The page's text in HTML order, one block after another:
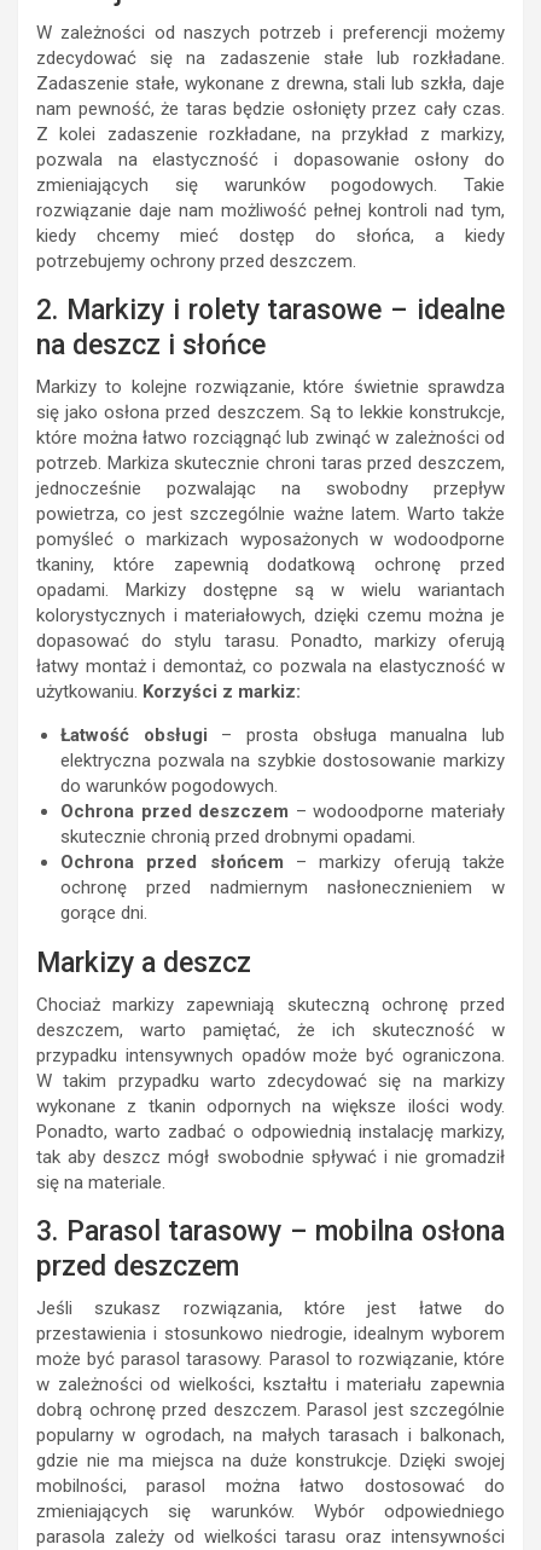
W zależności od naszych potrzeb i preferencji możemy
zdecydować się na zadaszenie stałe lub rozkładane.
Zadaszenie stałe, wykonane z drewna, stali lub szkła, daje
nam pewność, że taras będzie osłonięty przez cały czas.
Z kolei zadaszenie rozkładane, na przykład z markizy,
pozwala na elastyczność i dopasowanie osłony do
zmieniających się warunków pogodowych. Takie
rozwiązanie daje nam możliwość pełnej kontroli nad tym,
kiedy chcemy mieć dostęp do słońca, a kiedy
potrzebujemy ochrony przed deszczem.
2. Markizy i rolety tarasowe – idealne
na deszcz i słońce
Markizy to kolejne rozwiązanie, które świetnie sprawdza
się jako osłona przed deszczem. Są to lekkie konstrukcje,
które można łatwo rozciągnąć lub zwinąć w zależności od
potrzeb. Markiza skutecznie chroni taras przed deszczem,
jednocześnie pozwalając na swobodny przepływ
powietrza, co jest szczególnie ważne latem. Warto także
pomyśleć o markizach wyposażonych w wodoodporne
tkaniny, które zapewnią dodatkową ochronę przed
opadami. Markizy dostępne są w wielu wariantach
kolorystycznych i materiałowych, dzięki czemu można je
dopasować do stylu tarasu. Ponadto, markizy oferują
łatwy montaż i demontaż, co pozwala na elastyczność w
użytkowaniu. Korzyści z markiz:
Łatwość obsługi – prosta obsługa manualna lub
elektryczna pozwala na szybkie dostosowanie markizy
do warunków pogodowych.
Ochrona przed deszczem – wodoodporne materiały
skutecznie chronią przed drobnymi opadami.
Ochrona przed słońcem – markizy oferują także
ochronę przed nadmiernym nasłonecznieniem w
gorące dni.
Markizy a deszcz
Chociaż markizy zapewniają skuteczną ochronę przed
deszczem, warto pamiętać, że ich skuteczność w
przypadku intensywnych opadów może być ograniczona.
W takim przypadku warto zdecydować się na markizy
wykonane z tkanin odpornych na większe ilości wody.
Ponadto, warto zadbać o odpowiednią instalację markizy,
tak aby deszcz mógł swobodnie spływać i nie gromadził
się na materiale.
3. Parasol tarasowy – mobilna osłona
przed deszczem
Jeśli szukasz rozwiązania, które jest łatwe do
przestawienia i stosunkowo niedrogie, idealnym wyborem
może być parasol tarasowy. Parasol to rozwiązanie, które
w zależności od wielkości, kształtu i materiału zapewnia
dobrą ochronę przed deszczem. Parasol jest szczególnie
popularny w ogrodach, na małych tarasach i balkonach,
gdzie nie ma miejsca na duże konstrukcje. Dzięki swojej
mobilności, parasol można łatwo dostosować do
zmieniających się warunków. Wybór odpowiedniego
parasola zależy od wielkości tarasu oraz intensywności